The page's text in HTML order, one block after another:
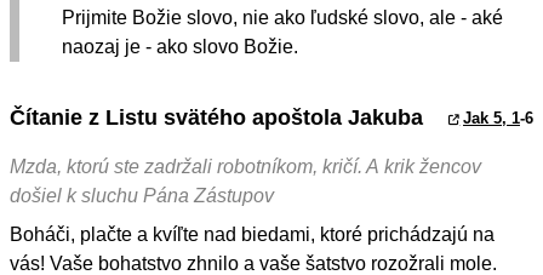
Prijmite Božie slovo, nie ako ľudské slovo, ale - aké
naozaj je - ako slovo Božie.
Čítanie z Listu svätého apoštola Jakuba Jak 5, 1-6
Mzda, ktorú ste zadržali robotníkom, kričí. A krik žencov
došiel k sluchu Pána Zástupov
Boháči, plačte a kvíľte nad biedami, ktoré prichádzajú na
vás! Vaše bohatstvo zhnilo a vaše šatstvo rozožrali mole.